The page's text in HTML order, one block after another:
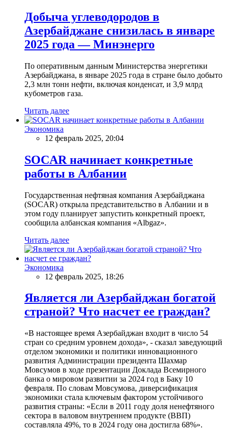
Добыча углеводородов в
Азербайджане снизилась в январе
2025 года — Минэнерго
По оперативным данным Министерства энергетики
Азербайджана, в январе 2025 года в стране было добыто
2,3 млн тонн нефти, включая конденсат, и 3,9 млрд
кубометров газа.
Читать далее
Экономика
12 февраль 2025, 20:04
SOCAR начинает конкретные
работы в Албании
Государственная нефтяная компания Азербайджана
(SOCAR) открыла представительство в Албании и в
этом году планирует запустить конкретный проект,
сообщила албанская компания «Albgaz».
Читать далее
Экономика
12 февраль 2025, 18:26
Является ли Азербайджан богатой
страной? Что насчет ее граждан?
«В настоящее время Азербайджан входит в число 54
стран со средним уровнем дохода», - сказал заведующий
отделом экономики и политики инновационного
развития Администрации президента Шахмар
Мовсумов в ходе презентации Доклада Всемирного
банка о мировом развитии за 2024 год в Баку 10
февраля. По словам Мовсумова, диверсификация
экономики стала ключевым фактором устойчивого
развития страны: «Если в 2011 году доля ненефтяного
сектора в валовом внутреннем продукте (ВВП)
составляла 49%, то в 2024 году она достигла 68%».